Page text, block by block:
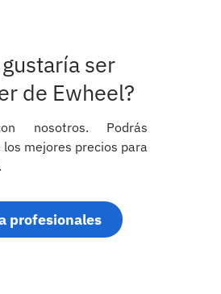
gustaría ser
de Ewheel?
nosotros. Podrás
mejores precios para
profesionales